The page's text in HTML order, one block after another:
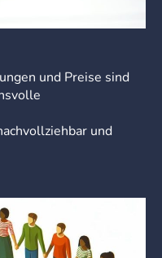
und Preise sind
und